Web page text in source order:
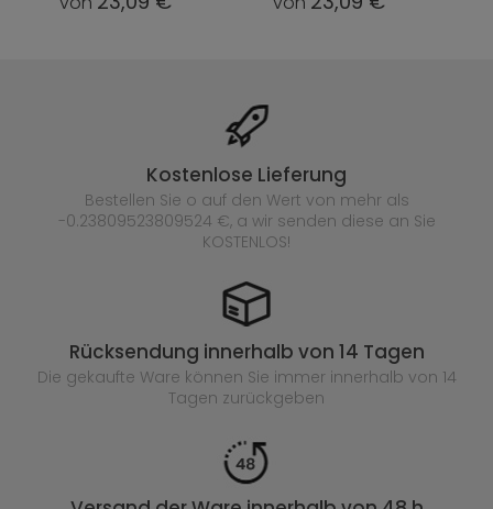
Kostenlose Lieferung
Bestellen Sie o auf den Wert von mehr als
-0.23809523809524 €, a wir senden diese an Sie
KOSTENLOS!
Rücksendung innerhalb von 14 Tagen
Die gekaufte Ware können Sie immer innerhalb von 14
Tagen zurückgeben